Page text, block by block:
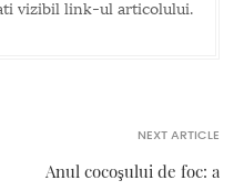
vizibil link-ul articolului.
NEXT ARTICLE
Anul cocoşului de foc: a